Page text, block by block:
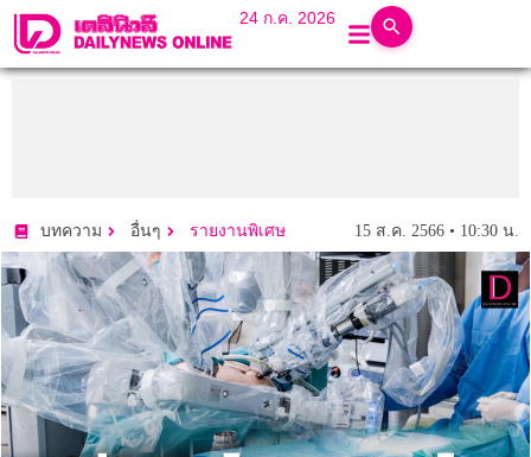
24 ก.ค. 2026
บทความ อื่นๆ รายงานพิเศษ 15 ส.ค. 2566 • 10:30 น.